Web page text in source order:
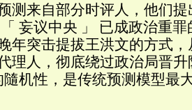
测来自部分时评人，他们
妄议中央 」 已成政治重
年突击提拔王洪文的方式
理人，彻底绕过政治局晋
机性，是传统预测模型最